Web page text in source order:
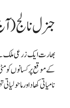
جنرل نالج
بھارت ایک زرعی ملک